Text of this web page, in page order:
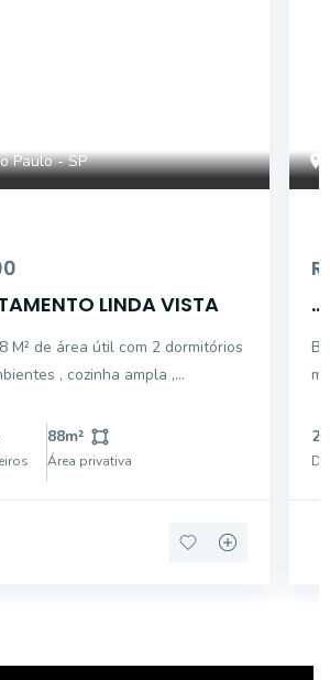
Paulo - SP
LINDA VISTA
M² de área útil com 2 dormitórios
, cozinha ampla ,
bem ensolarado , 1 vaga de
88m²
Área privativa
...
2